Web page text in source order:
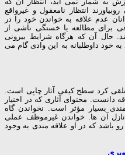
انتظار نامعقول و غیرواقع
عدم علاقه به خواندن خود را در
برای مطالعه یا خستگی ناشی از
حال آن که هرگاه شرایط بیرونی
خود داوطلبانه به این وادی گام می
کرد سطح کیفی آثار چاپی است.
دانست. محتوای آثاری که در اختیار
مندی بسیار مؤثر است. نخواندن گاه
آن ها. خواندن غیرموظف عملی
رو باشد که در او علاقه مندی به وجود